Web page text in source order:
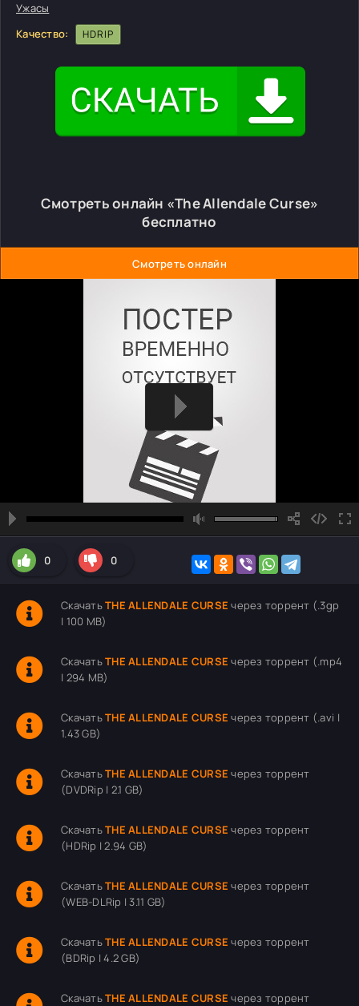
Ужасы
Качество:
HDRIP
Смотреть онлайн «The Allendale Curse»
бесплатно
Смотреть онлайн
0 0
СкачатьTHE ALLENDALE CURSE через торрент (.3gp
| 100 MB)
СкачатьTHE ALLENDALE CURSE через торрент (.mp4
| 294 MB)
СкачатьTHE ALLENDALE CURSE через торрент (.avi |
1.43 GB)
СкачатьTHE ALLENDALE CURSE через торрент
(DVDRip | 2.1 GB)
СкачатьTHE ALLENDALE CURSE через торрент
(HDRip | 2.94 GB)
СкачатьTHE ALLENDALE CURSE через торрент
(WEB-DLRip | 3.11 GB)
СкачатьTHE ALLENDALE CURSE через торрент
(BDRip | 4.2 GB)
СкачатьTHE ALLENDALE CURSE через торрент